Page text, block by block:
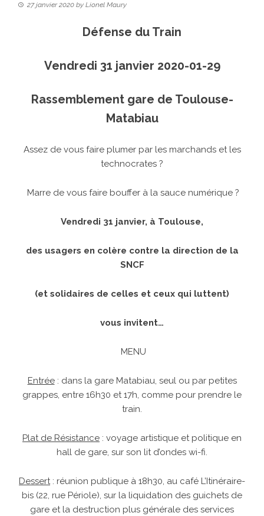
27 janvier 2020 by Lionel Maury
Défense du Train
Vendredi 31 janvier 2020-01-29
Rassemblement gare de Toulouse-
Matabiau
Assez de vous faire plumer par les marchands et les
technocrates ?
Marre de vous faire bouffer à la sauce numérique ?
Vendredi 31 janvier, à Toulouse,
des usagers en colère contre la direction de la
SNCF
(et solidaires de celles et ceux qui luttent)
vous invitent…
MENU
Entrée: dans la gare Matabiau, seul ou par petites
grappes, entre 16h30 et 17h, comme pour prendre le
train.
Plat de Résistance : voyage artistique et politique en
hall de gare, sur son lit d’ondes wi-fi.
Dessert: réunion publique à 18h30, au café L’Itinéraire-
bis (22, rue Périole), sur la liquidation des guichets de
gare et la destruction plus générale des services